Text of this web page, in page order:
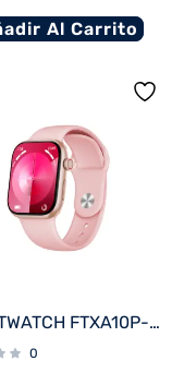
Al Carrito
SMARTWATCH FTXA10P-RGPK 48MM ROSE GOLD/ROSA ANDROID/IOS/BT/FREC. CARD
0